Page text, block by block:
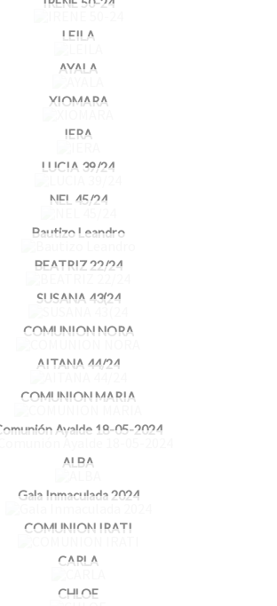
IRENE 50-24
LEILA
AYALA
XIOMARA
IERA
LUCIA 39/24
NEL 45/24
Bautizo Leandro
BEATRIZ 22/24
SUSANA 43(24
COMUNION NORA
AITANA 44/24
COMUNION MARIA
Ayalde 18-05-2024
ALBA
Gala Inmaculada 2024
COMUNION IRATI
CARLA
CHLOE